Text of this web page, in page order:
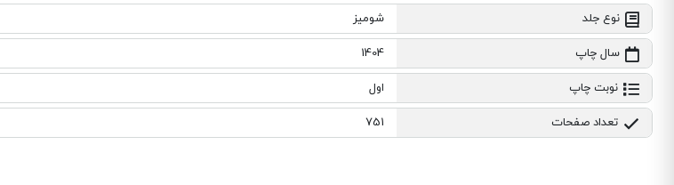
نوع جلد شومیز
سال چاپ 1404
نوبت چاپ اول
تعداد صفحات 751